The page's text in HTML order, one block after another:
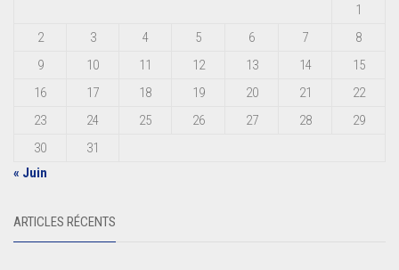
1
2
3 4 5 6 7
8
9
10 11 12 13 14
15
16
17 18 19 20 21
22
23
24 25 26 27 28
29
30
31
« Juin
ARTICLES RÉCENTS